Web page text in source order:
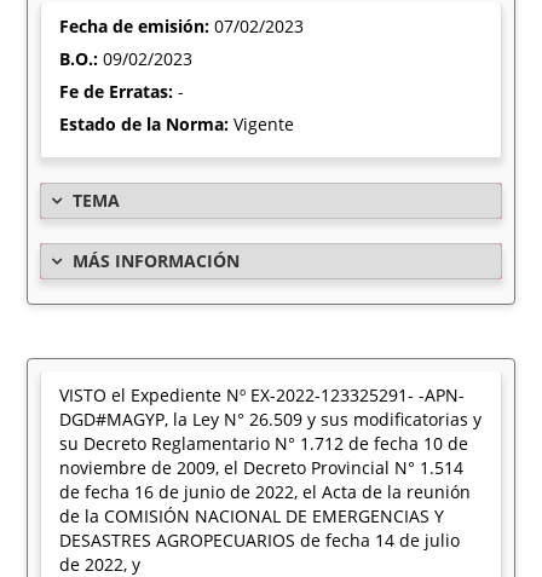
Fecha de emisión:07/02/2023
B.O.:09/02/2023
Fe de Erratas:-
Estado de la Norma:Vigente
TEMA
MÁS INFORMACIÓN
VISTO el Expediente Nº EX-2022-123325291- -APN-
DGD#MAGYP, la Ley N° 26.509 y sus modificatorias y
su Decreto Reglamentario N° 1.712 de fecha 10 de
noviembre de 2009, el Decreto Provincial N° 1.514
de fecha 16 de junio de 2022, el Acta de la reunión
de la COMISIÓN NACIONAL DE EMERGENCIAS Y
DESASTRES AGROPECUARIOS de fecha 14 de julio
de 2022, y